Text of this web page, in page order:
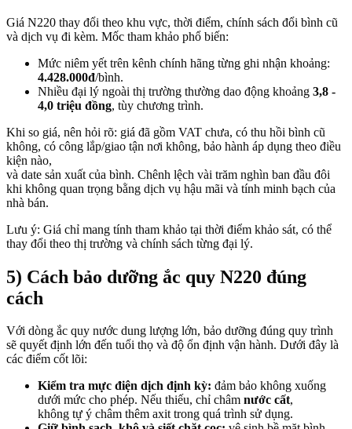
Giá N220 thay đổi theo khu vực, thời điểm, chính sách đổi bình cũ
và dịch vụ đi kèm. Mốc tham khảo phổ biến:
Mức niêm yết trên kênh chính hãng từng ghi nhận khoảng:
4.428.000đ/bình.
Nhiều đại lý ngoài thị trường thường dao động khoảng 3,8 -
4,0 triệu đồng, tùy chương trình.
Khi so giá, nên hỏi rõ: giá đã gồm VAT chưa, có thu hồi bình cũ
không, có công lắp/giao tận nơi không, bảo hành áp dụng theo điều
kiện nào,
và date sản xuất của bình. Chênh lệch vài trăm nghìn ban đầu đôi
khi không quan trọng bằng dịch vụ hậu mãi và tính minh bạch của
nhà bán.
Lưu ý: Giá chỉ mang tính tham khảo tại thời điểm khảo sát, có thể
thay đổi theo thị trường và chính sách từng đại lý.
5) Cách bảo dưỡng ắc quy N220 đúng
cách
Với dòng ắc quy nước dung lượng lớn, bảo dưỡng đúng quy trình
sẽ quyết định lớn đến tuổi thọ và độ ổn định vận hành. Dưới đây là
các điểm cốt lõi:
Kiểm tra mực điện dịch định kỳ: đảm bảo không xuống
dưới mức cho phép. Nếu thiếu, chỉ châm nước cất,
không tự ý châm thêm axit trong quá trình sử dụng.